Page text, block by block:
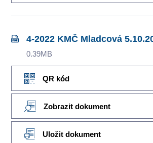
4-2022 KMČ Mladcová
0.39MB
QR kód
Zobrazit dokument
Uložit dokument